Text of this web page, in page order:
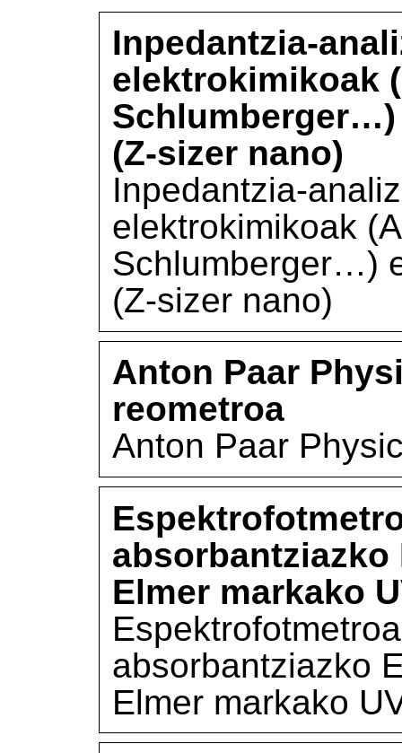
Inpedantzia-
elektrokimikoak
Schlumberger…)
(Z-sizer nano)
Inpedantzia-
elektrokimikoak
Schlumberger…)
(Z-sizer nano)
Anton Paar
reometroa
Anton Paar
absorbantziazko
Elmer markako
absorbantziazko
Elmer markako